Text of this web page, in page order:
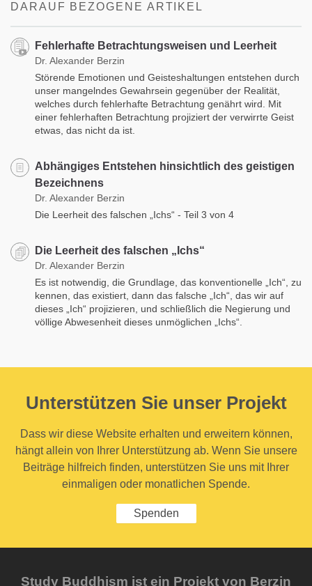
DARAUF BEZOGENE ARTIKEL
Fehlerhafte Betrachtungsweisen und Leerheit
Dr. Alexander Berzin
Störende Emotionen und Geisteshaltungen entstehen durch
unser mangelndes Gewahrsein gegenüber der Realität,
welches durch fehlerhafte Betrachtung genährt wird. Mit
einer fehlerhaften Betrachtung projiziert der verwirrte Geist
etwas, das nicht da ist.
Abhängiges Entstehen hinsichtlich des geistigen
Bezeichnens
Dr. Alexander Berzin
Die Leerheit des falschen „Ichs“ - Teil 3 von 4
Die Leerheit des falschen „Ichs“
Dr. Alexander Berzin
Es ist notwendig, die Grundlage, das konventionelle „Ich“, zu
kennen, das existiert, dann das falsche „Ich“, das wir auf
dieses „Ich“ projizieren, und schließlich die Negierung und
völlige Abwesenheit dieses unmöglichen „Ichs“.
Unterstützen Sie unser Projekt
Dass wir diese Website erhalten und erweitern können,
hängt allein von Ihrer Unterstützung ab. Wenn Sie unsere
Beiträge hilfreich finden, unterstützen Sie uns mit Ihrer
einmaligen oder monatlichen Spende.
Spenden
Study Buddhism ist ein Projekt von Berzin